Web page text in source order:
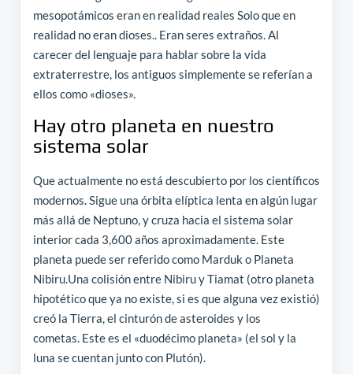
mesopotámicos eran en realidad reales Solo que en
realidad no eran dioses.. Eran seres extraños. Al
carecer del lenguaje para hablar sobre la vida
extraterrestre, los antiguos simplemente se referían a
ellos como «dioses».
Hay otro planeta en nuestro
sistema solar
Que actualmente no está descubierto por los científicos
modernos. Sigue una órbita elíptica lenta en algún lugar
más allá de Neptuno, y cruza hacia el sistema solar
interior cada 3,600 años aproximadamente. Este
planeta puede ser referido como Marduk o Planeta
Nibiru.Una colisión entre Nibiru y Tiamat (otro planeta
hipotético que ya no existe, si es que alguna vez existió)
creó la Tierra, el cinturón de asteroides y los
cometas. Este es el «duodécimo planeta» (el sol y la
luna se cuentan junto con Plutón).